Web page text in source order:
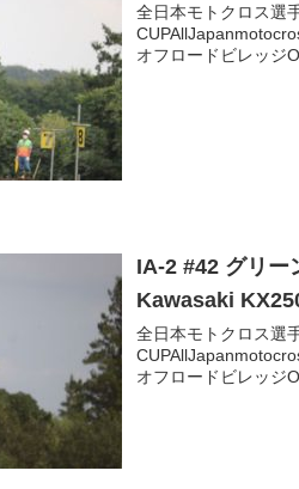
全日本モトクロス選
オフロードビレッジ
IA-2 #42 グリー
Kawasaki
全日本モトクロス選
オフロードビレッジ